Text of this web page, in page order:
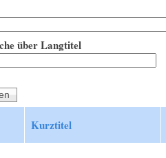
über Langtitel
Kurztitel